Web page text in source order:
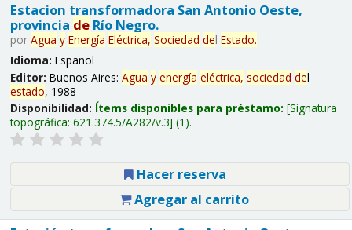
Estacion transformadora San Antonio Oeste,
provincia deRío Negro.
por Agua y Energía Eléctrica, Sociedad del Estado.
Idioma: Español
Editor: Buenos Aires: Agua y energía eléctrica, sociedad del
estado, 1988
Disponibilidad: Ítems disponibles para préstamo: Signatura
topográfica: 621.374.5/A282/v.3 (1).
Hacer reserva
Agregar al carrito